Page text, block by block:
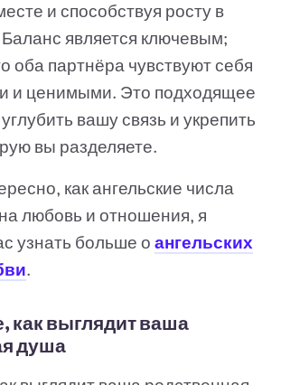
и способствуя росту в
является ключевым;
оба партнёра чувствуют себя
и ценимыми. Это подходящее
вашу связь и укрепить
вы разделяете.
как ангельские числа
любовь и отношения, я
узнать больше о ангельских
.
как выглядит ваша
душа